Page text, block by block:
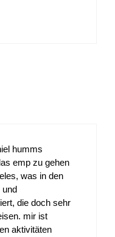
humms
emp zu gehen
was in den
und
die doch sehr
mir ist
aktivitäten